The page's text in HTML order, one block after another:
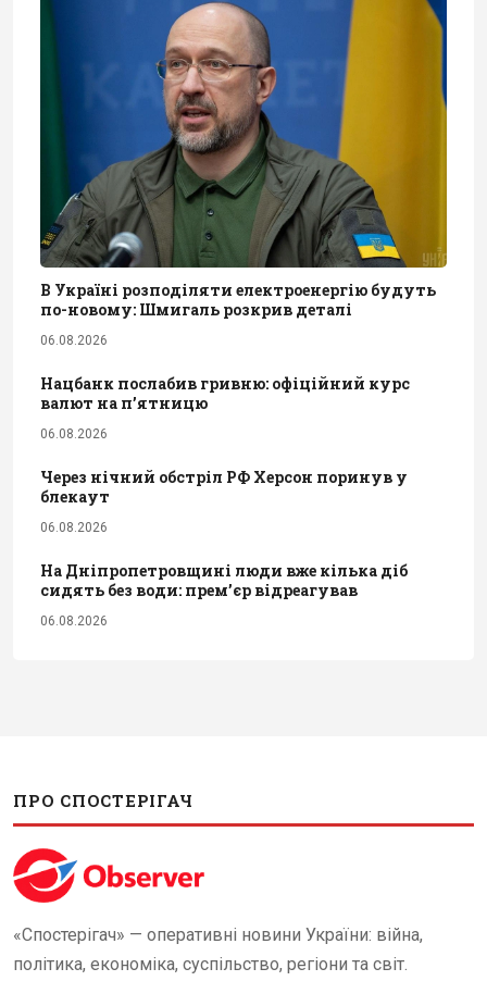
В Україні розподіляти електроенергію будуть
по-новому: Шмигаль розкрив деталі
06.08.2026
Нацбанк послабив гривню: офіційний курс
валют на п’ятницю
06.08.2026
Через нічний обстріл РФ Херсон поринув у
блекаут
06.08.2026
На Дніпропетровщині люди вже кілька діб
сидять без води: прем’єр відреагував
06.08.2026
ПРО СПОСТЕРІГАЧ
«Спостерігач» — оперативні новини України: війна,
політика, економіка, суспільство, регіони та світ.